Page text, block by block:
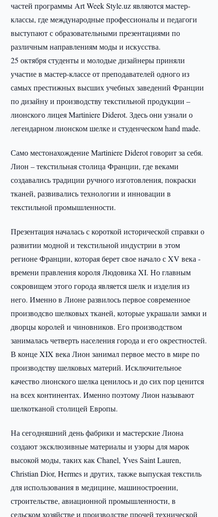
частей программы Art Week Style.uz являются мастер-
классы, где международные профессионалы и педагоги
выступают с образовательными презентациями по
различным направлениям моды и искусства.
25 октября студенты и молодые дизайнеры приняли
участие в мастер-классе от преподавателей одного из
самых престижных высших учебных заведений Франции
по дизайну и производству текстильной продукции –
лионского лицея Martiniere Diderot. Здесь они узнали о
легендарном лионском шелке и студенческом hand made.
Само местонахождение Martiniere Diderot говорит за себя.
Лион – текстильная столица Франции, где веками
создавались традиции ручного изготовления, покраски
тканей, развивались технологии и инновации в
текстильной промышленности.
Презентация началась с короткой исторической справки о
развитии модной и текстильной индустрии в этом
регионе Франции, которая берет свое начало с XV века -
времени правления короля Людовика XI. Но главным
сокровищем этого города является шелк и изделия из
него. Именно в Лионе развилось первое современное
производсво шелковых тканей, которые украшали замки и
дворцы королей и чиновников. Его производством
занималась четверть населения города и его окрестностей.
В конце XIX века Лион занимал первое место в мире по
производству шелковых материй. Исключительное
качество лионского шелка ценилось и до сих пор ценится
на всех континентах. Именно поэтому Лион называют
шелкотканой столицей Европы.
На сегодняшний день фабрики и мастерские Лиона
создают эксклюзивные материалы и узоры для марок
высокой моды, таких как Chanel, Yves Saint Lauren,
Christian Dior, Hermes и других, также выпуская текстиль
для использования в медицине, машиностроении,
строительстве, авиационной промышленности, в
сельском хозяйстве и производстве прочей технической